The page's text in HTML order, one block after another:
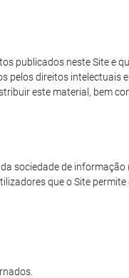
publicados neste Site e
direitos intelectuais
este material, bem
sociedade de informação
que o Site permite